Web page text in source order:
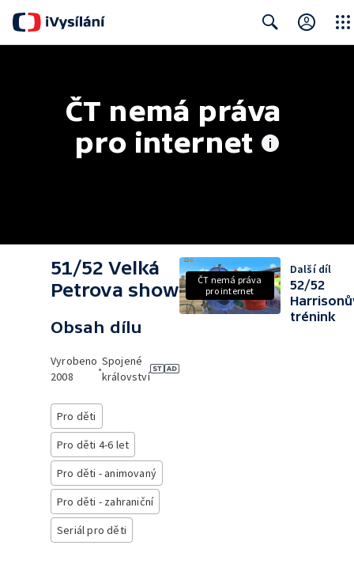
ČT nemá práva
pro internet
51/52 Velká
Petrova show
Obsah dílu
Vyrobeno
2008
•
Spojené
království
Pro děti
Pro děti 4-6 let
Pro děti - animovaný
Pro děti - zahraniční
Seriál pro děti
ČT nemá práva
pro internet
Další díl
52/52
trénink